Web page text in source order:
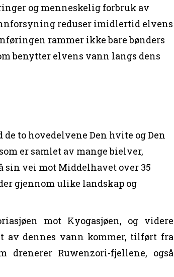
og menneskelig forbruk av
reduser imidlertid elvens
rammer ikke bare bønders
benytter elvens vann langs dens
de to hovedelvene Den hvite og Den
er samlet av mange bielver,
sin vei mot Middelhavet over 35
gjennom ulike landskap og
mot Kyogasjøen, og videre
av dennes vann kommer, tilført fra
drenerer Ruwenzori-fjellene, også